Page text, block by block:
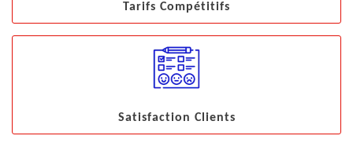
Tarifs Compétitifs
Satisfaction Clients